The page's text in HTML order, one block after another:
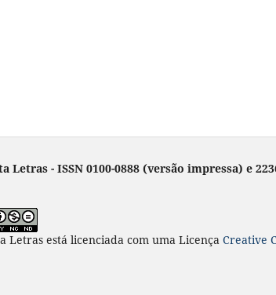
Letras - ISSN 0100-0888 (versão impressa) e
Letras está licenciada com uma Licença Creative